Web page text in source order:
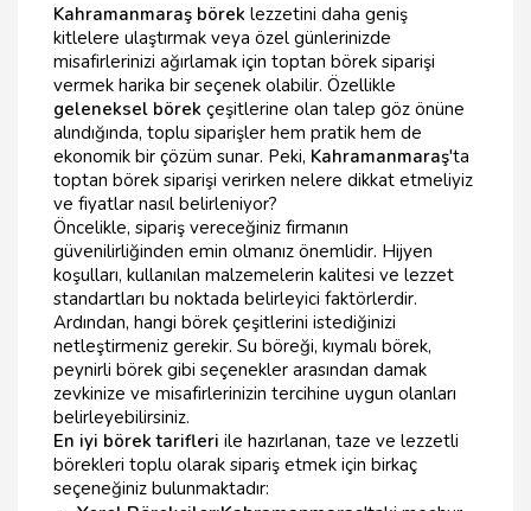
Kahramanmaraş börek lezzetini daha geniş
kitlelere ulaştırmak veya özel günlerinizde
misafirlerinizi ağırlamak için toptan börek siparişi
vermek harika bir seçenek olabilir. Özellikle
geleneksel börek çeşitlerine olan talep göz önüne
alındığında, toplu siparişler hem pratik hem de
ekonomik bir çözüm sunar. Peki, Kahramanmaraş'ta
toptan börek siparişi verirken nelere dikkat etmeliyiz
ve fiyatlar nasıl belirleniyor?
Öncelikle, sipariş vereceğiniz firmanın
güvenilirliğinden emin olmanız önemlidir. Hijyen
koşulları, kullanılan malzemelerin kalitesi ve lezzet
standartları bu noktada belirleyici faktörlerdir.
Ardından, hangi börek çeşitlerini istediğinizi
netleştirmeniz gerekir. Su böreği, kıymalı börek,
peynirli börek gibi seçenekler arasından damak
zevkinize ve misafirlerinizin tercihine uygun olanları
belirleyebilirsiniz.
En iyi börek tarifleri ile hazırlanan, taze ve lezzetli
börekleri toplu olarak sipariş etmek için birkaç
seçeneğiniz bulunmaktadır: